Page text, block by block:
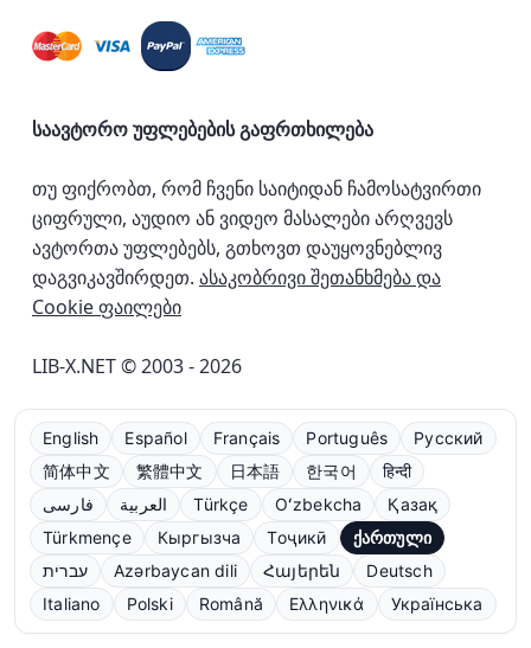
საავტორო უფლებების გაფრთხილება
თუ ფიქრობთ, რომ ჩვენი საიტიდან ჩამოსატვირთი
ციფრული, აუდიო ან ვიდეო მასალები არღვევს
ავტორთა უფლებებს, გთხოვთ დაუყოვნებლივ
დაგვიკავშირდეთ. ასაკობრივი შეთანხმება და
Cookie ფაილები
LIB-X.NET © 2003 - 2026
English Español Français Português
Русский
简体中文
繁體中文 日本語 한국어
हिन्दी
فارسی
العربية Türkçe Oʻzbekcha
Қазақ
Türkmençe
Кыргызча Тоҷикӣ
ქართული
עברית
Azərbaycan dili Հայերեն
Deutsch
Italiano
Polski Română Ελληνικά Українська